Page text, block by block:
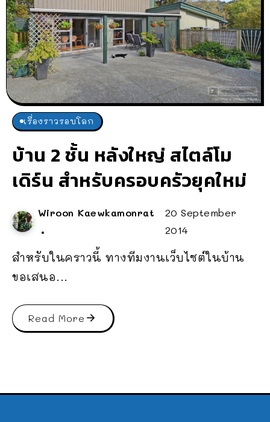
เรื่องราวรอบโลก
บ้าน 2 ชั้น หลังใหญ่ สไตล์โม
เดิร์น สำหรับครอบครัวยุคใหม่
Wiroon Kaewkamonrat
20 September
2014
สำหรับในคราวนี้ ทางทีมงานเว็บไซต์ในบ้าน
ขอเสนอ...
Read More